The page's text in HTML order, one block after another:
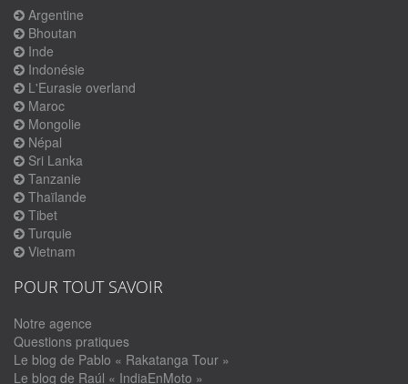
Argentine
Bhoutan
Inde
Indonésie
L'Eurasie overland
Maroc
Mongolie
Népal
Sri Lanka
Tanzanie
Thaïlande
Tibet
Turquie
Vietnam
POUR TOUT SAVOIR
Notre agence
Questions pratiques
Le blog de Pablo « Rakatanga Tour »
Le blog de Raúl « IndiaEnMoto »